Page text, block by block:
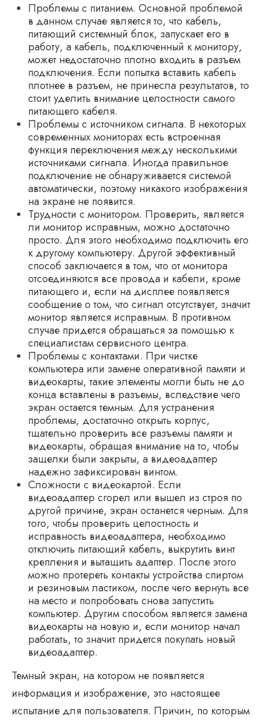
Проблемы с питанием. Основной проблемой
в данном случае является то, что кабель,
питающий системный блок, запускает его в
работу, а кабель, подключенный к монитору,
может недостаточно плотно входить в разъем
подключения. Если попытка вставить кабель
плотнее в разъем, не принесла результатов, то
стоит уделить внимание целостности самого
питающего кабеля.
Проблемы с источником сигнала. В некоторых
современных мониторах есть встроенная
функция переключения между несколькими
источниками сигнала. Иногда правильное
подключение не обнаруживается системой
автоматически, поэтому никакого изображения
на экране не появится.
Трудности с монитором. Проверить, является
ли монитор исправным, можно достаточно
просто. Для этого необходимо подключить его
к другому компьютеру. Другой эффективный
способ заключается в том, что от монитора
отсоединяются все провода и кабели, кроме
питающего и, если на дисплее появляется
сообщение о том, что сигнал отсутствует, значит
монитор является исправным. В противном
случае придется обращаться за помощью к
специалистам сервисного центра.
Проблемы с контактами. При чистке
компьютера или замене оперативной памяти и
видеокарты, такие элементы могли быть не до
конца вставлены в разъемы, вследствие чего
экран остается темным. Для устранения
проблемы, достаточно открыть корпус,
тщательно проверить все разъемы памяти и
видеокарты, обращая внимание на то, чтобы
защелки были закрыты, а видеоадаптер
надежно зафиксирован винтом.
Сложности с видеокартой. Если
видеоадаптер сгорел или вышел из строя по
другой причине, экран останется черным. Для
того, чтобы проверить целостность и
исправность видеоадаптера, необходимо
отключить питающий кабель, выкрутить винт
крепления и вытащить адаптер. После этого
можно протереть контакты устройства спиртом
и резиновым ластиком, после чего вернуть все
на место и попробовать снова запустить
компьютер. Другим способом является замена
видеокарты на новую и, если монитор начал
работать, то значит придется покупать новый
видеоадаптер.
Темный экран, на котором не появляется
информация и изображение, это настоящее
испытание для пользователя. Причин, по которым